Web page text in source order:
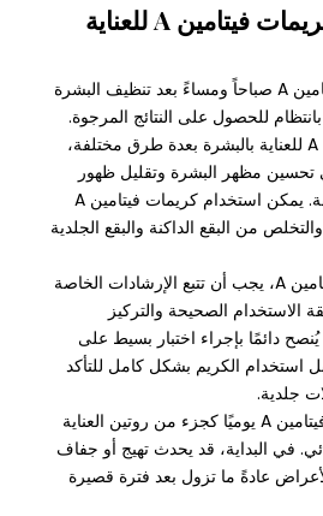
طرق استخدام كريمات فيتامين A للعناية
يمكن تطبيق كريمات فيتامين A صباحاً ومساءً بعد تنظيف البشرة
للحصول على النتائج المرجوة.
تستخدم كريمات فيتامين A للعناية بالبشرة بعدة طرق مختلفة،
مظهر البشرة وتقليل ظهور
التجاعيد والخطوط الدقيقة. يمكن استخدام كريمات فيتامين A
من البقع الداكنة والبقع الجلدية
عند استخدام كريمات فيتامين A، يجب أن تتبع الإرشادات الخاصة
الاستخدام الصحيحة والتركيز
دائمًا بإجراء اختبار بسيط على
استخدام الكريم بشكل كامل للتأكد
جلدية.
يمكن استخدام كريمات فيتامين A يوميًا كجزء من روتين العناية
في البداية، قد يحدث تهيج أو جفاف
عادةً ما تزول بعد فترة قصيرة